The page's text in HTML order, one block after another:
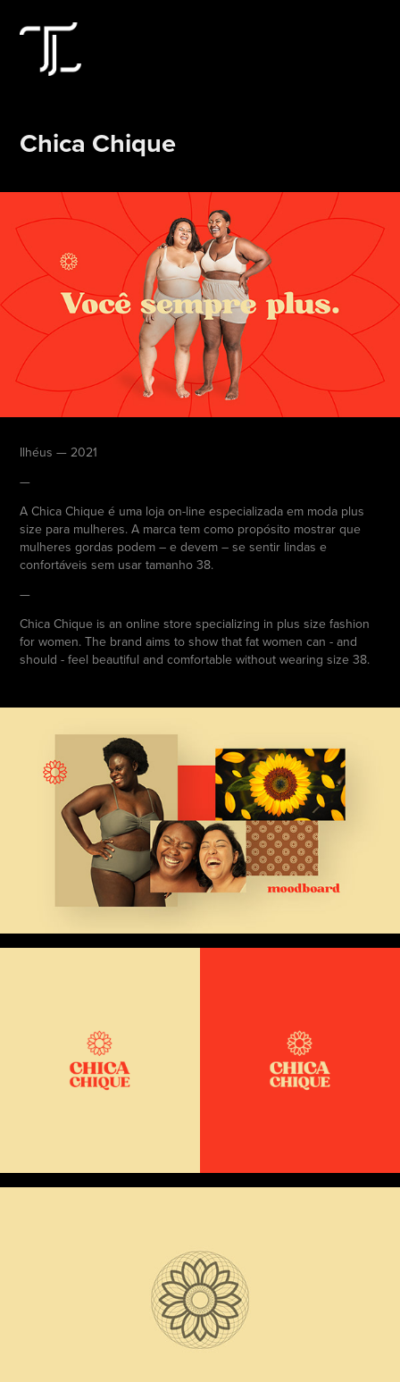
Chica Chique
Ilhéus — 2021
—
A Chica Chique é uma loja on-line especializada em moda plus
size para mulheres. A marca tem como propósito mostrar que
mulheres gordas podem – e devem – se sentir lindas e
confortáveis sem usar tamanho 38.
—
Chica Chique is an online store specializing in plus size fashion
for women. The brand aims to show that fat women can - and
should - feel beautiful and comfortable without wearing size 38.